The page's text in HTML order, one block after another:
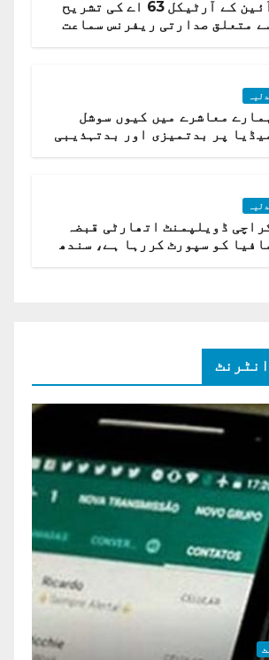
آئین کے آرٹیکل 63 اے کی تشریح
متعلق صدارتی ریفرنس سماعت
ہمارے معاشرے میں کیوں سوشل
پر بدتمیزی اور بدتہذیبی
ڈویلپمنٹ اتھارٹی قبضہ
کو سپورٹ کررہا ہے، سندھ